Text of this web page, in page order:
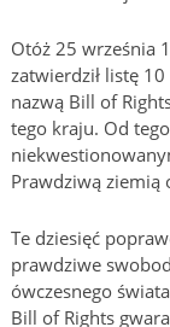
Otóż 25 września
zatwierdził listę
nazwą Bill of
tego kraju. Od
Prawdziwą ziemią
Te dziesięć
prawdziwe
ówczesnego
Bill of Rights